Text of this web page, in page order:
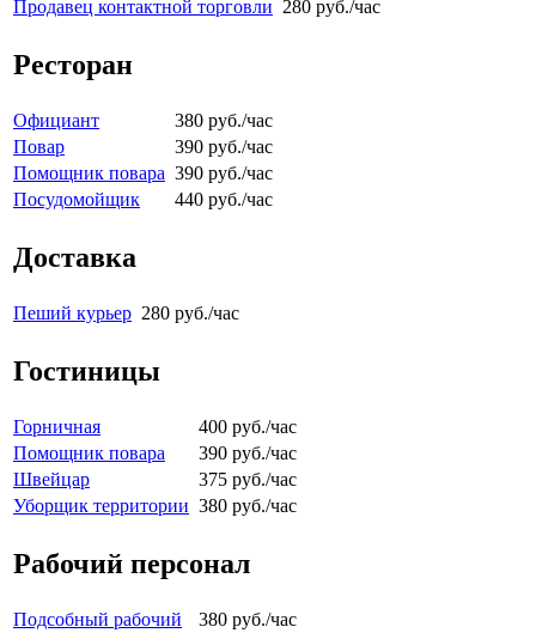
Продавец контактной торговли 280 руб./час
Ресторан
Официант
380 руб./час
Повар
390 руб./час
Помощник повара 390 руб./час
Посудомойщик
440 руб./час
Доставка
Пеший курьер 280 руб./час
Гостиницы
Горничная
400 руб./час
Помощник повара
390 руб./час
Швейцар
375 руб./час
Уборщик территории 380 руб./час
Рабочий персонал
Подсобный рабочий
380 руб./час